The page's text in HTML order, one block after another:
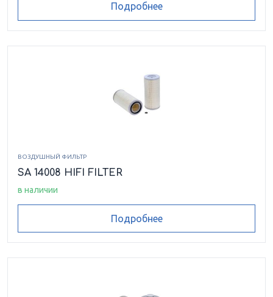
Подробнее
ВОЗДУШНЫЙ ФИЛЬТР
SA 14008 HIFI FILTER
в наличии
Подробнее